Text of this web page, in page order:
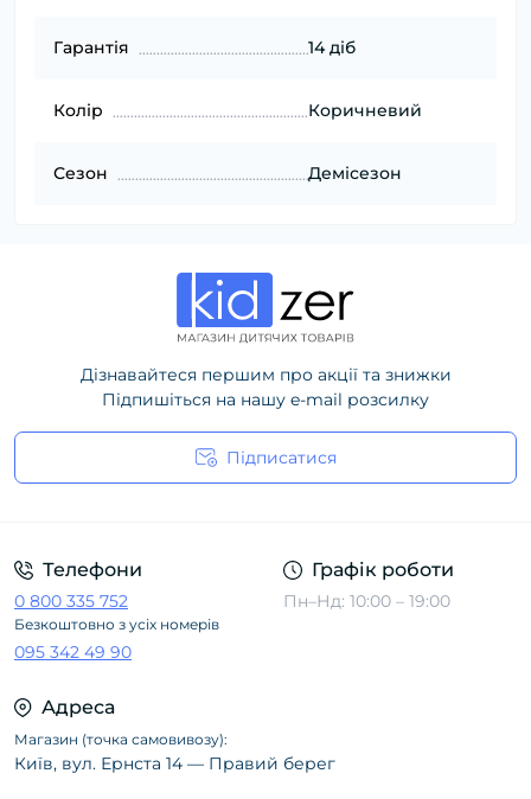
Гарантія 14 діб
Колір Коричневий
Сезон Демісезон
Дізнавайтеся першим про акції та знижки
Підпишіться на нашу e-mail розсилку
Підписатися
Телефони
0 800 335 752
Безкоштовно з усіх номерів
095 342 49 90
Графік роботи
Пн–Нд: 10:00 – 19:00
Адреса
Магазин (точка самовивозу):
Київ, вул. Ернста 14 — Правий берег